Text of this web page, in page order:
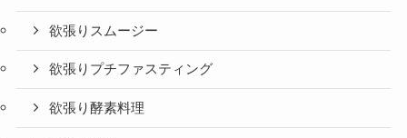
欲張りスムージー
欲張りプチファスティング
欲張り酵素料理